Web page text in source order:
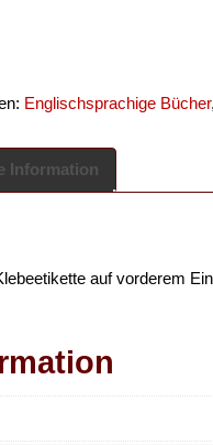
Englischsprachige Bücher
Information
auf vorderem